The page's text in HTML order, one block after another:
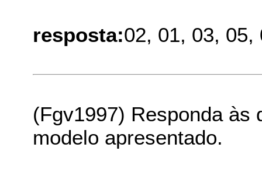
resposta:02, 01, 03, 05,
(Fgv1997) Responda às
modelo apresentado.